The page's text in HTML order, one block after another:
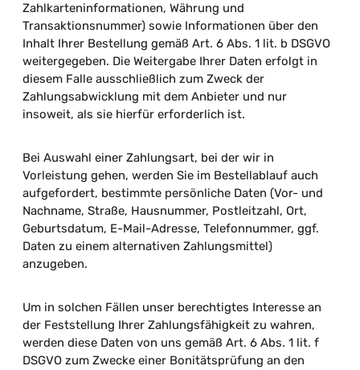
Zahlkarteninformationen, Währung und
Transaktionsnummer) sowie Informationen über den
Inhalt Ihrer Bestellung gemäß Art. 6 Abs. 1 lit. b DSGVO
weitergegeben. Die Weitergabe Ihrer Daten erfolgt in
diesem Falle ausschließlich zum Zweck der
Zahlungsabwicklung mit dem Anbieter und nur
insoweit, als sie hierfür erforderlich ist.
Bei Auswahl einer Zahlungsart, bei der wir in
Vorleistung gehen, werden Sie im Bestellablauf auch
aufgefordert, bestimmte persönliche Daten (Vor- und
Nachname, Straße, Hausnummer, Postleitzahl, Ort,
Geburtsdatum, E-Mail-Adresse, Telefonnummer, ggf.
Daten zu einem alternativen Zahlungsmittel)
anzugeben.
Um in solchen Fällen unser berechtigtes Interesse an
der Feststellung Ihrer Zahlungsfähigkeit zu wahren,
werden diese Daten von uns gemäß Art. 6 Abs. 1 lit. f
DSGVO zum Zwecke einer Bonitätsprüfung an den